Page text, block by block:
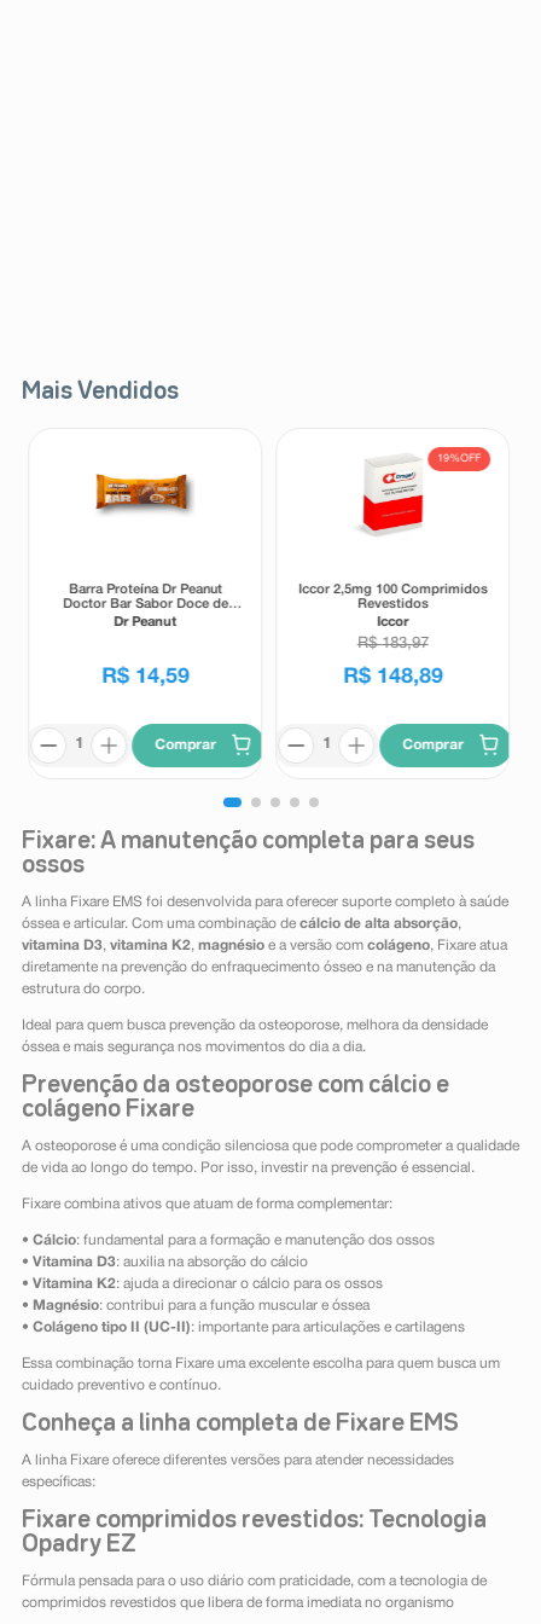
Mais Vendidos
Barra Proteína Dr Peanut
Doctor Bar Sabor Doce de
Leite 62g
Dr Peanut
R$ 14,59
Comprar
19%OFF
Iccor 2,5mg 100 Comprimidos
Revestidos
Iccor
R$ 183,97
R$ 148,89
Comprar
Fixare: A manutenção completa para seus
ossos
A linha Fixare EMS foi desenvolvida para oferecer suporte completo à saúde
óssea e articular. Com uma combinação de cálcio de alta absorção,
vitamina D3, vitamina K2, magnésioe a versão com colágeno, Fixare atua
diretamente na prevenção do enfraquecimento ósseo e na manutenção da
estrutura do corpo.
Ideal para quem busca prevenção da osteoporose, melhora da densidade
óssea e mais segurança nos movimentos do dia a dia.
Prevenção da osteoporose com cálcio e
colágeno Fixare
A osteoporose é uma condição silenciosa que pode comprometer a qualidade
de vida ao longo do tempo. Por isso, investir na prevenção é essencial.
Fixare combina ativos que atuam de forma complementar:
• Cálcio: fundamental para a formação e manutenção dos ossos
• Vitamina D3: auxilia na absorção do cálcio
• Vitamina K2: ajuda a direcionar o cálcio para os ossos
• Magnésio: contribui para a função muscular e óssea
• Colágeno tipo II (UC-II): importante para articulações e cartilagens
Essa combinação torna Fixare uma excelente escolha para quem busca um
cuidado preventivo e contínuo.
Conheça a linha completa de Fixare EMS
A linha Fixare oferece diferentes versões para atender necessidades
específicas:
Fixare comprimidos revestidos: Tecnologia
Opadry EZ
Fórmula pensada para o uso diário com praticidade, com a tecnologia de
comprimidos revestidos que libera de forma imediata no organismo